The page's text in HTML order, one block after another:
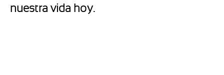
nuestra vida hoy.